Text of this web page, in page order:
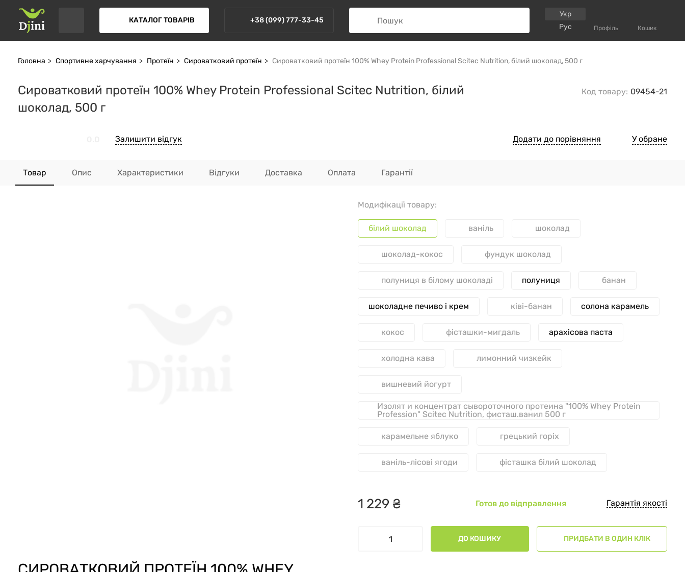
КАТАЛОГ ТОВАРІВ +38 (099) 777-33-45
Укр
Рус
Профіль Кошик
Головна Спортивне харчування Протеїн Сироватковий протеїн Сироватковий протеїн 100% Whey Protein Professional Scitec Nutrition, білий шоколад, 500 г
Сироватковий протеїн 100% Whey Protein Professional Scitec Nutrition, білий
шоколад, 500 г
Код товару: 09454-21
Залишити відгук Додати до порівняння У обране
Товар Опис Характеристики Відгуки Доставка Оплата Гарантії
Модифікації товару:
білий шоколад ваніль шоколад
шоколад-кокос фундук шоколад
полуниця в білому шоколаді полуниця банан
шоколадне печиво і крем ківі-банан солона карамель
кокос фісташки-мигдаль арахісова паста
холодна кава лимонний чизкейк
вишневий йогурт
Изолят и концентрат сывороточного протеина "100% Whey Protein
Profession" Scitec Nutrition, фисташ.ванил 500 г
карамельне яблуко грецький горіх
ваніль-лісові ягоди фісташка білий шоколад
1 229 ₴ Готов до відправлення Гарантія якості
ДО КОШИКУ ПРИДБАТИ В ОДИН КЛІК